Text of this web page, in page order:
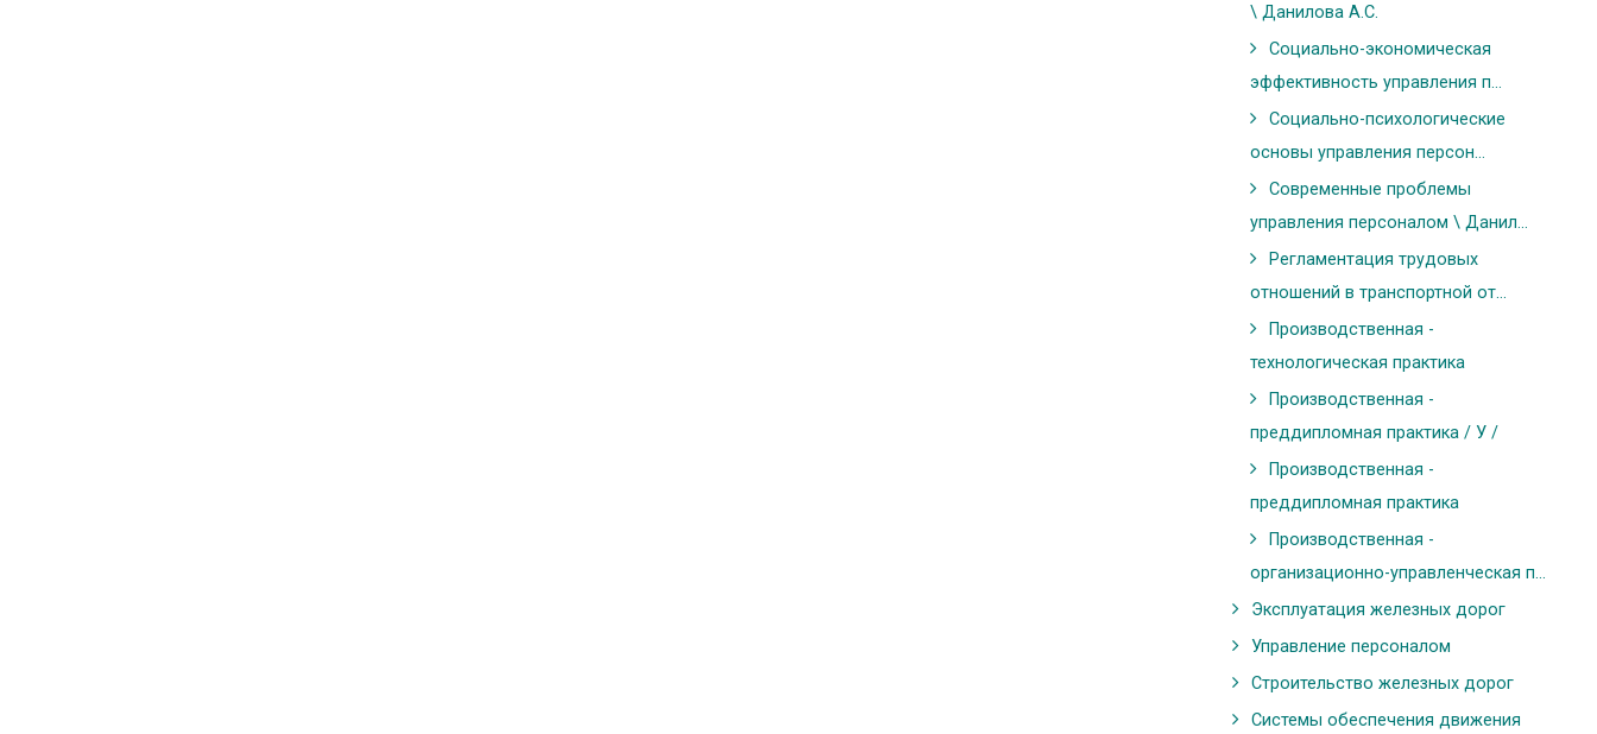
\ Данилова А.С.
Социально-экономическая
эффективность управления п...
Социально-психологические
основы управления персон...
Современные проблемы
управления персоналом \ Данил...
Регламентация трудовых
отношений в транспортной от...
Производственная -
технологическая практика
Производственная -
преддипломная практика / У /
Производственная -
преддипломная практика
Производственная -
организационно-управленческая п...
Эксплуатация железных дорог
Управление персоналом
Строительство железных дорог
Системы обеспечения движения